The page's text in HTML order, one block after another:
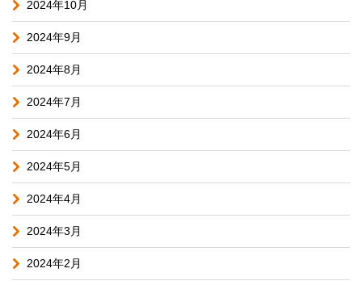
2024年10月
2024年9月
2024年8月
2024年7月
2024年6月
2024年5月
2024年4月
2024年3月
2024年2月